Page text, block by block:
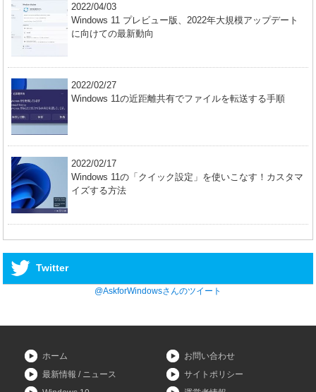
2022/04/03
Windows 11 プレビュー版、2022年大規模アップデート
に向けての最新動向
2022/02/27
Windows 11の近距離共有でファイルを転送する手順
2022/02/17
Windows 11の「クイック設定」を使いこなす！カスタマ
イズする方法
Twitter
@AskforWindowsさんのツイート
ホーム
最新情報 / ニュース
お問い合わせ
サイトポリシー